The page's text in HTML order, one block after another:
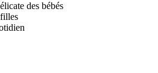
des bébés